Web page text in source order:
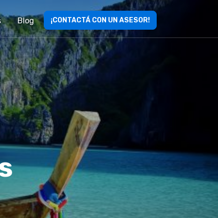
Blog ¡CONTACTÁ CON UN ASESOR!